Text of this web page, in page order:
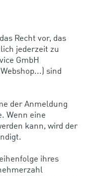
Recht vor, das
jederzeit zu
GmbH
sind
der Anmeldung
Wenn eine
kann, wird der
ihres